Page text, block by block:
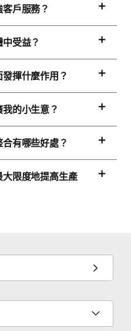
戶服務？
受益？
揮什麼作用？
的小生意？
有哪些好處？
限度地提高生產